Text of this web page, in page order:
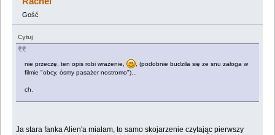
Gość
Cytuj
nie przeczę, ten opis robi wrażenie,
, (podobnie budzila się ze snu załoga w
filmie "obcy, ósmy pasażer nostromo")...
ch.
Ja stara fanka Alien'a miałam, to samo skojarzenie czytając pierwszy